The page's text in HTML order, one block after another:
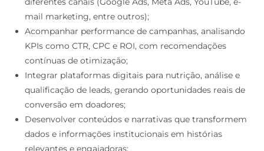
mail marketing, entre outros);
Acompanhar performance de campanhas, analisando
KPIs como CTR, CPC e ROI, com recomendações
contínuas de otimização;
Integrar plataformas digitais para nutrição, análise e
qualificação de leads, gerando oportunidades reais de
conversão em doadores;
Desenvolver conteúdos e narrativas que transformem
dados e informações institucionais em histórias